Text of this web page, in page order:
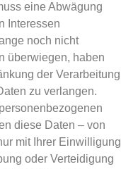
eine Abwägung
Interessen
noch nicht
überwiegen, haben
der Verarbeitung
zu verlangen.
diese Daten – von
mit Ihrer Einwilligung
oder Verteidigung